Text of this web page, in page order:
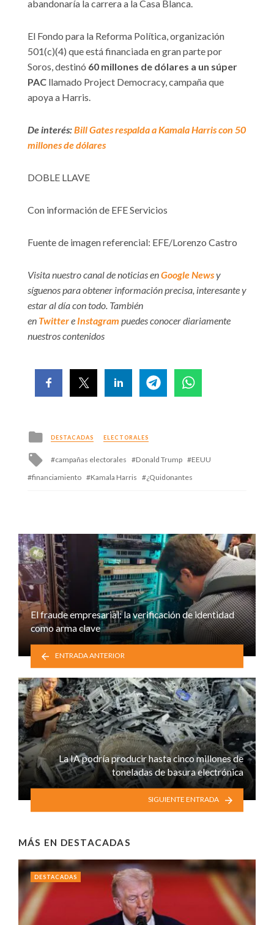
abandonaría la carrera a la Casa Blanca.
El Fondo para la Reforma Política, organización
501(c)(4) que está financiada en gran parte por
Soros, destinó 60 millones de dólares a un súper
PAC llamado Project Democracy, campaña que
apoya a Harris.
De interés:Bill Gates respalda a Kamala Harris con 50
millones de dólares
DOBLE LLAVE
Con información de EFE Servicios
Fuente de imagen referencial: EFE/Lorenzo Castro
Visita nuestro canal de noticias enGoogle Newsy
síguenos para obtener información precisa, interesante y
estar al día con todo. También
en Twittere Instagram puedes conocer diariamente
nuestros contenidos
Posted
in
DESTACADAS ELECTORALES
Tagged
campañas electorales Donald Trump
EEUU
financiamiento
Kamala Harris ¿Quidonantes
El fraude empresarial: la verificación de identidad
como arma clave
ENTRADA ANTERIOR
La IA podría producir hasta cinco millones de
toneladas de basura electrónica
SIGUIENTE ENTRADA
MÁS EN DESTACADAS
DESTACADAS